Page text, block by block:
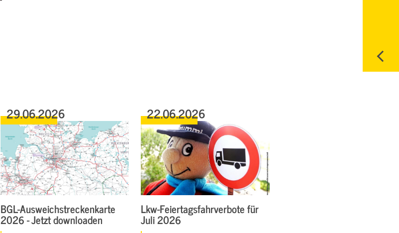
29.06.2026
BGL-Ausweichstreckenkarte
2026 - Jetzt downloaden
22.06.2026
Lkw-Feiertagsfahrverbote für
Juli 2026